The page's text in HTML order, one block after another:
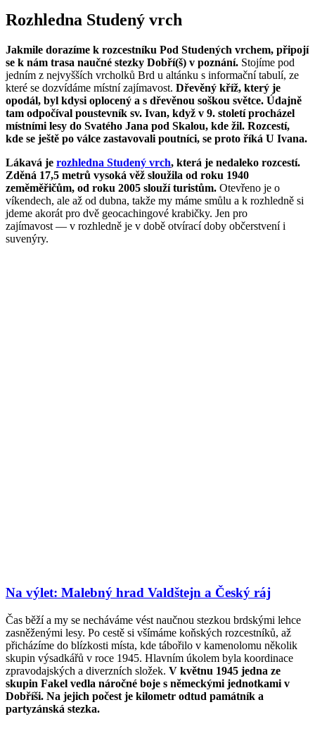
Rozhledna Studený vrch
Jakmile dorazíme k rozcestníku Pod Studených vrchem, připojí
se k nám trasa naučné stezky Dobří(š) v poznání. Stojíme pod
jedním z nejvyšších vrcholků Brd u altánku s informační tabulí, ze
které se dozvídáme místní zajímavost. Dřevěný kříž, který je
opodál, byl kdysi oplocený a s dřevěnou soškou světce. Údajně
tam odpočíval poustevník sv. Ivan, když v 9. století procházel
místními lesy do Svatého Jana pod Skalou, kde žil. Rozcestí,
kde se ještě po válce zastavovali poutníci, se proto říká U Ivana.
Lákavá je rozhledna Studený vrch, která je nedaleko rozcestí.
Zděná 17,5 metrů vysoká věž sloužila od roku 1940
zeměměřičům, od roku 2005 slouží turistům. Otevřeno je o
víkendech, ale až od dubna, takže my máme smůlu a k rozhledně si
jdeme akorát pro dvě geocachingové krabičky. Jen pro
zajímavost — v rozhledně je v době otvírací doby občerstvení i
suvenýry.
Na výlet: Malebný hrad Valdštejn a Český ráj
Čas běží a my se necháváme vést naučnou stezkou brdskými lehce
zasněženými lesy. Po cestě si všímáme koňských rozcestníků, až
přicházíme do blízkosti místa, kde tábořilo v kamenolomu několik
skupin výsadkářů v roce 1945. Hlavním úkolem byla koordinace
zpravodajských a diverzních složek. V květnu 1945 jedna ze
skupin Fakel vedla náročné boje s německými jednotkami v
Dobříši. Na jejich počest je kilometr odtud památník a
partyzánská stezka.